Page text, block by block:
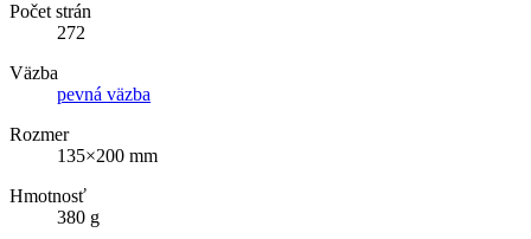
Počet strán
272
Väzba
pevná väzba
Rozmer
135×200 mm
Hmotnosť
380 g